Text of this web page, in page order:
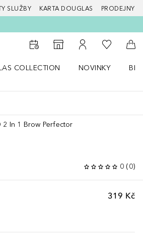
SLUŽBY KARTA DOUGLAS PRODEJNY
K vyhledávači prodejen
K mému účtu
K mému
Do
COLLECTION
NOVINKY
2 In 1 Brow Perfector
0 (0)
319 Kč